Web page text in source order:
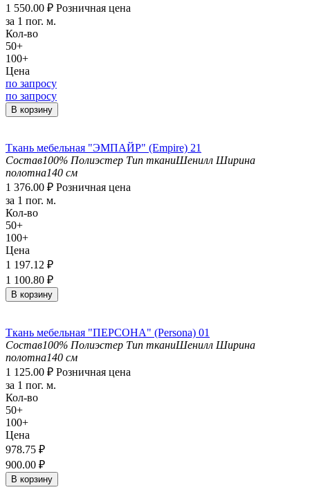
1 550.00 ₽ Розничная цена
за 1 пог. м.
Кол-во
50+
100+
Цена
по запросу
по запросу
В корзину
Ткань мебельная "ЭМПАЙР" (Empire) 21
Состав100% Полиэстер Тип тканиШенилл Ширина
полотна140 см
1 376.00 ₽ Розничная цена
за 1 пог. м.
Кол-во
50+
100+
Цена
1 197.12 ₽
1 100.80 ₽
В корзину
Ткань мебельная "ПЕРСОНА" (Persona) 01
Состав100% Полиэстер Тип тканиШенилл Ширина
полотна140 см
1 125.00 ₽ Розничная цена
за 1 пог. м.
Кол-во
50+
100+
Цена
978.75 ₽
900.00 ₽
В корзину